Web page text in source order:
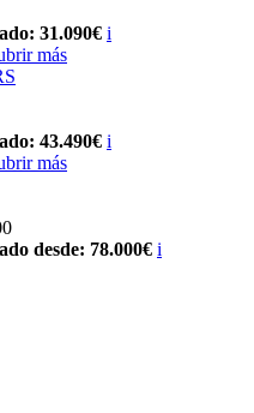
31.090€ i
más
43.490€ i
más
desde: 78.000€ i